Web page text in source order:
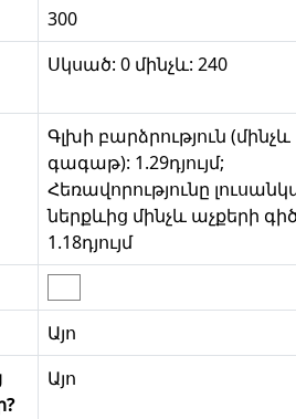
300
Սկսած: 0 մինչև: 240
Գլխի բարձրություն
գագաթ): 1.29դյույմ;
Հեռավորությունը
ներքևից մինչև աչքերի
1.18դյույմ
Այո
Այո